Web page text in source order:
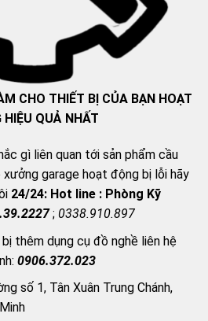
CHO THIẾT BỊ CỦA BẠN HOẠT
HIỆU QUẢ NHẤT
gì liên quan tới sản phẩm cầu
garage hoạt động bị lỗi hãy
24/24: Hot line : Phòng Kỹ
; 0338.910.897
thêm dụng cụ đồ nghề liên hệ
0906.372.023
số 1, Tân Xuân Trung Chánh,